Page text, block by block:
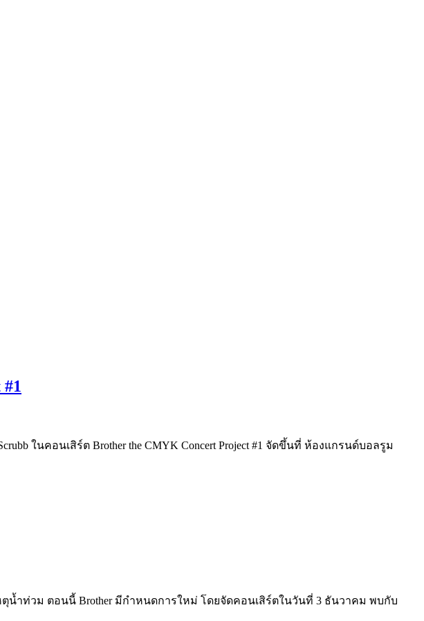
ในคอนเสิร์ต Brother the CMYK Concert Project #1 จัดขึ้นที่ ห้องแกรนด์บอลรูม
หตุน้ำท่วม ตอนนี้ Brother มีกำหนดการใหม่ โดยจัดคอนเสิร์ตในวันที่ 3 ธันวาคม พบกับ